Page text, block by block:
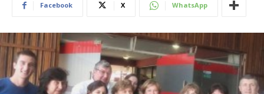
Facebook X WhatsApp